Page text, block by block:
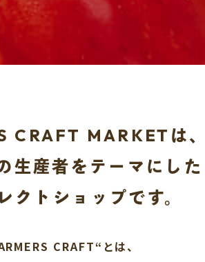
CRAFT MARKETは
生産者をテーマにした
クトショップです。
CRAFT“とは、